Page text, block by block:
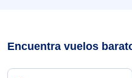
Encuentra vuelos